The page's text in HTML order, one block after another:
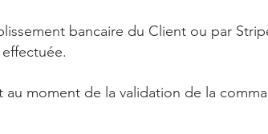
bancaire du Client ou par
moment de la validation de la